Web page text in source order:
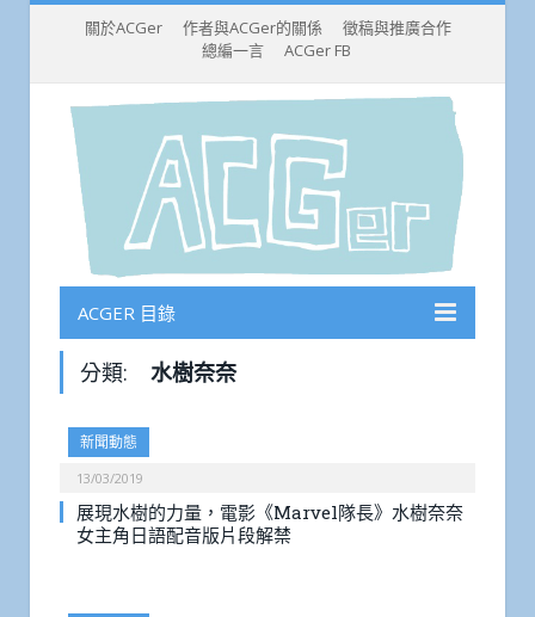
關於ACGer 作者與ACGer的關係
徵稿與推廣合作
總編一言
ACGer FB
ACGER 目錄
分類: 水樹奈奈
新聞動態
13/03/2019
展現水樹的力量，電影《Marvel隊長》水樹奈奈
女主角日語配音版片段解禁